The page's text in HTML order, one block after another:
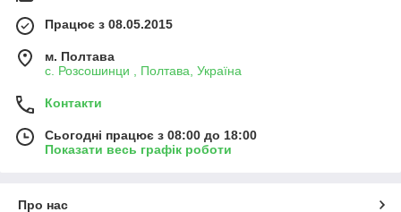
Працює з 08.05.2015
м. Полтава
с. Розсошинци , Полтава, Україна
Контакти
Сьогодні працює з 08:00 до 18:00
Показати весь графік роботи
Про нас